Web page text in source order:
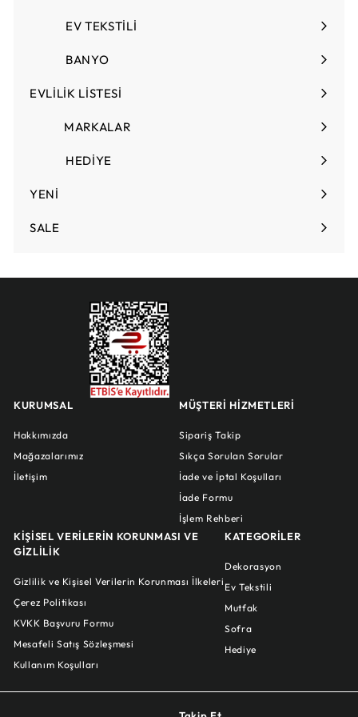
EV TEKSTİLİ
Menüyü
BANYO
EVLİLİK LİSTESİ
Menüyü
MARKALAR
HEDİYE
Menüyü
genişlet
YENİ
SALE
KURUMSAL
Hakkımızda
Mağazalarımız
İletişim
MÜŞTERİ HİZMETLERİ
Sipariş Takip
Sıkça Sorulan Sorular
İade ve İptal Koşulları
İade Formu
İşlem Rehberi
KİŞİSEL VERİLERİN KORUNMASI VE
GİZLİLİK
Gizlilik ve Kişisel Verilerin Korunması İlkeleri
Çerez Politikası
KVKK Başvuru Formu
Mesafeli Satış Sözleşmesi
Kullanım Koşulları
KATEGORİLER
Dekorasyon
Ev Tekstili
Mutfak
Sofra
Hediye